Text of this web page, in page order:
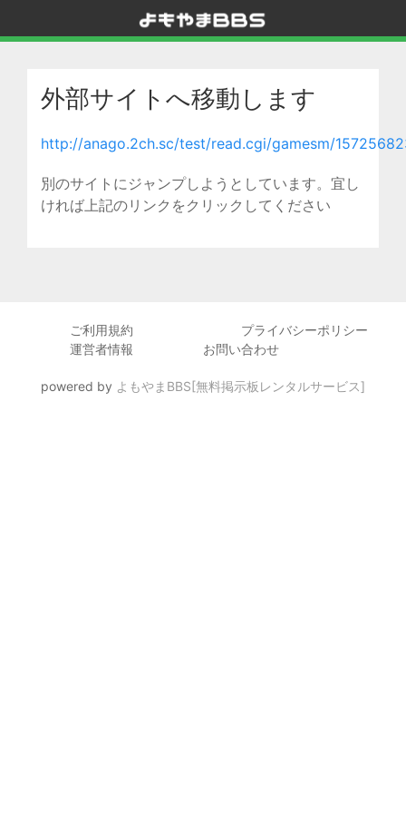
外部サイトへ移動します
http://anago.2ch.sc/test/read.cgi/gamesm/
別のサイトにジャンプしようとしています。宜し
ければ上記のリンクをクリックしてください
ご利用規約
プライバシーポリシー
運営者情報
お問い合わせ
powered by よもやまBBS[無料掲示板レンタルサービス]